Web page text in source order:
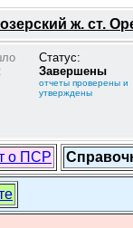
ж. ст.
Статус:
Завершены
отчеты проверены и
утверждены
о ПСР